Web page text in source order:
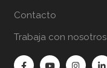
Contacto
Trabaja con nosotros